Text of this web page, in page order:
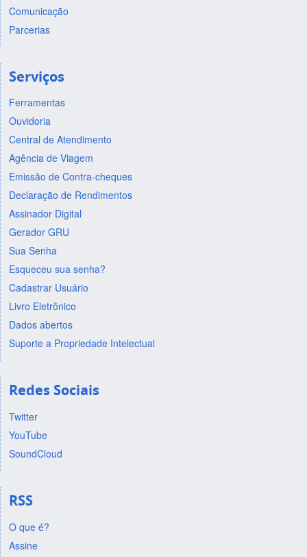
Comunicação
Parcerias
Serviços
Ferramentas
Ouvidoria
Central de Atendimento
Agência de Viagem
Emissão de Contra-cheques
Declaração de Rendimentos
Assinador Digital
Gerador GRU
Sua Senha
Esqueceu sua senha?
Cadastrar Usuário
Livro Eletrônico
Dados abertos
Suporte a Propriedade Intelectual
Redes Sociais
Twitter
YouTube
SoundCloud
RSS
O que é?
Assine